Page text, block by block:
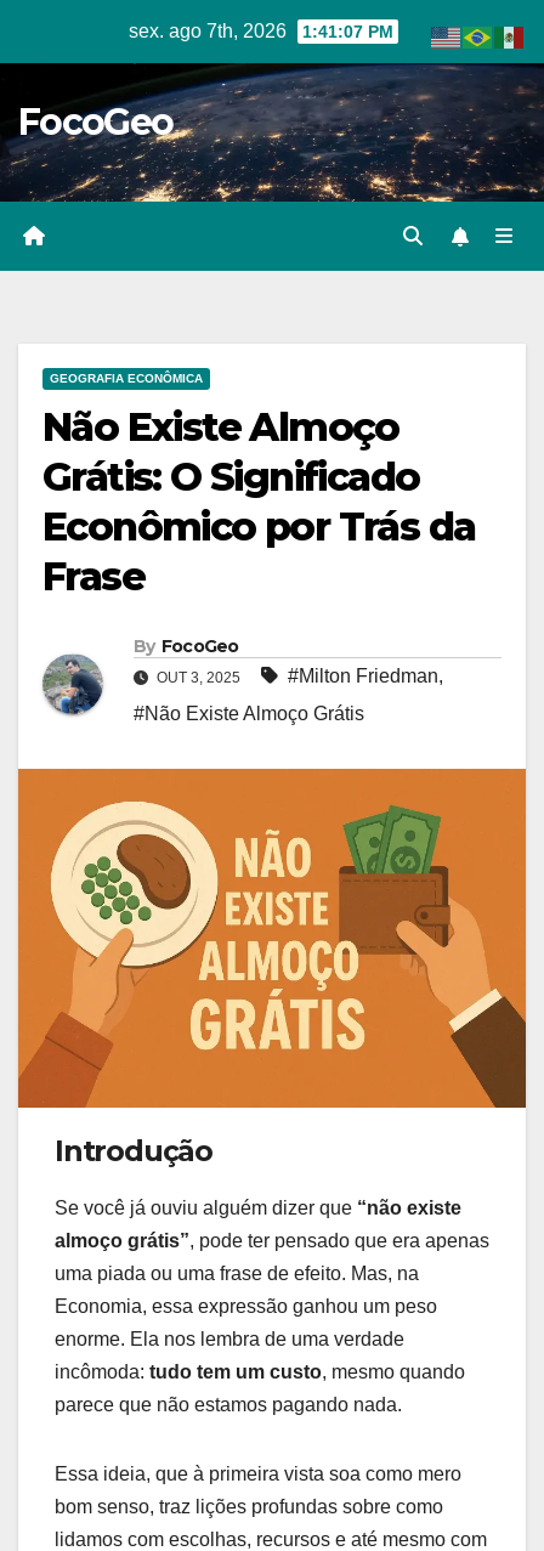
sex. ago 7th, 2026 1:41:09 PM
FocoGeo
GEOGRAFIA ECONÔMICA
Não Existe Almoço
Grátis: O Significado
Econômico por Trás da
Frase
By FocoGeo
OUT 3, 2025 #Milton Friedman,
#Não Existe Almoço Grátis
Introdução
Se você já ouviu alguém dizer que “não existe
almoço grátis”, pode ter pensado que era apenas
uma piada ou uma frase de efeito. Mas, na
Economia, essa expressão ganhou um peso
enorme. Ela nos lembra de uma verdade
incômoda: tudo tem um custo, mesmo quando
parece que não estamos pagando nada.
Essa ideia, que à primeira vista soa como mero
bom senso, traz lições profundas sobre como
lidamos com escolhas, recursos e até mesmo com